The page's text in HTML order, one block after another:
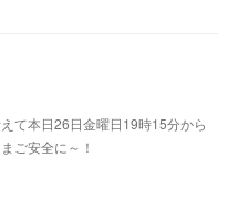
て本日26日金曜日19時15分から
ご安全に～！